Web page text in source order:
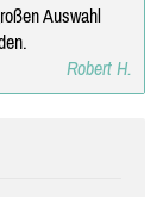
Auswahl
Robert H.